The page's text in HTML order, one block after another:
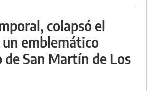
colapsó el
emblemático
de San Martín de Los